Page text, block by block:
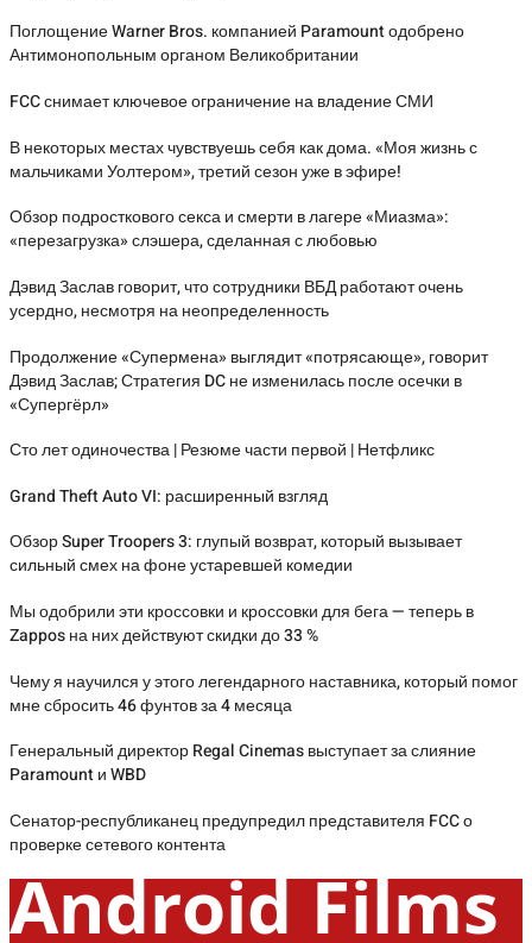
Поглощение Warner Bros. компанией Paramount одобрено
Антимонопольным органом Великобритании
FCC снимает ключевое ограничение на владение СМИ
В некоторых местах чувствуешь себя как дома. «Моя жизнь с
мальчиками Уолтером», третий сезон уже в эфире!
Обзор подросткового секса и смерти в лагере «Миазма»:
«перезагрузка» слэшера, сделанная с любовью
Дэвид Заслав говорит, что сотрудники ВБД работают очень
усердно, несмотря на неопределенность
Продолжение «Супермена» выглядит «потрясающе», говорит
Дэвид Заслав; Стратегия DC не изменилась после осечки в
«Супергёрл»
Сто лет одиночества | Резюме части первой | Нетфликс
Grand Theft Auto VI: расширенный взгляд
Обзор Super Troopers 3: глупый возврат, который вызывает
сильный смех на фоне устаревшей комедии
Мы одобрили эти кроссовки и кроссовки для бега — теперь в
Zappos на них действуют скидки до 33 %
Чему я научился у этого легендарного наставника, который помог
мне сбросить 46 фунтов за 4 месяца
Генеральный директор Regal Cinemas выступает за слияние
Paramount и WBD
Сенатор-республиканец предупредил представителя FCC о
проверке сетевого контента
Android Films